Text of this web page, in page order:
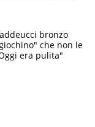
bronzo
che non le
era pulita"